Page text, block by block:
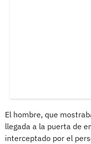
El hombre, que
llegada a la puerta de
interceptado por el